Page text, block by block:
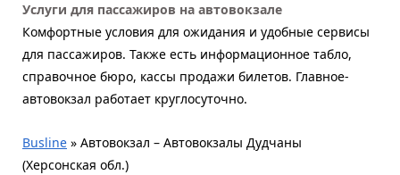
Услуги для пассажиров на автовокзале
Комфортные условия для ожидания и удобные сервисы
для пассажиров. Также есть информационное табло,
справочное бюро, кассы продажи билетов. Главное-
автовокзал работает круглосуточно.
Busline » Автовокзал – Автовокзалы Дудчаны
(Херсонская обл.)